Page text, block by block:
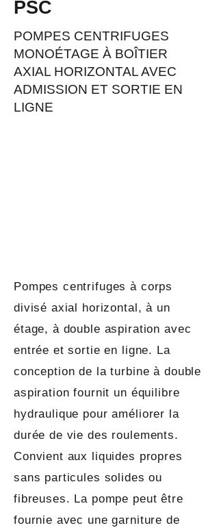
PSC
POMPES CENTRIFUGES
MONOÉTAGE À BOÎTIER
AXIAL HORIZONTAL AVEC
ADMISSION ET SORTIE EN
LIGNE
Pompes centrifuges à corps
divisé axial horizontal, à un
étage, à double aspiration avec
entrée et sortie en ligne. La
conception de la turbine à double
aspiration fournit un équilibre
hydraulique pour améliorer la
durée de vie des roulements.
Convient aux liquides propres
sans particules solides ou
fibreuses. La pompe peut être
fournie avec une garniture de